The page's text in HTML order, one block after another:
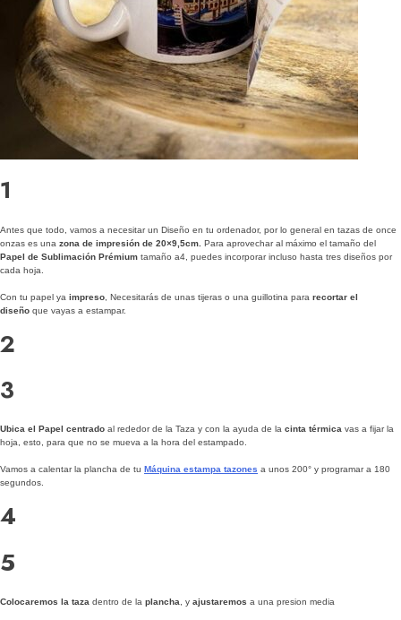
1
Antes que todo, vamos a necesitar un Diseño en tu ordenador, por lo general en tazas de once
onzas es una zona de impresión de 20×9,5cm. Para aprovechar al máximo el tamaño del
Papel de Sublimación Prémium tamaño a4, puedes incorporar incluso hasta tres diseños por
cada hoja.
Con tu papel ya impreso , Necesitarás de unas tijeras o una guillotina para recortar el
diseño que vayas a estampar.
2
3
Ubica el Papel centrado al rededor de la Taza y con la ayuda de la cinta térmica vas a fijar la
hoja, esto, para que no se mueva a la hora del estampado.
Vamos a calentar la plancha de tu Máquina estampa tazones a unos 200° y programar a 180
segundos.
4
5
Colocaremos la taza dentro de la plancha , y ajustaremos a una presion media